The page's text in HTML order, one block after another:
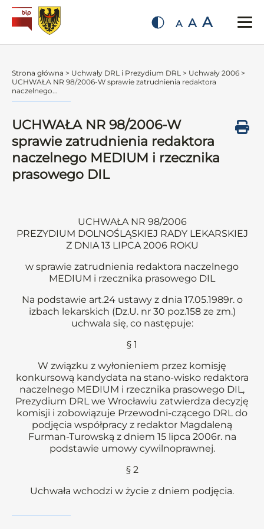
A A A
Strona główna > Uchwały DRL i Prezydium DRL > Uchwały 2006 >
UCHWAŁA NR 98/2006-W sprawie zatrudnienia redaktora
naczelnego...
UCHWAŁA NR 98/2006-W
sprawie zatrudnienia redaktora
naczelnego MEDIUM i rzecznika
prasowego DIL
UCHWAŁA NR 98/2006
PREZYDIUM DOLNOŚLĄSKIEJ RADY LEKARSKIEJ
Z DNIA 13 LIPCA 2006 ROKU
w sprawie zatrudnienia redaktora naczelnego
MEDIUM i rzecznika prasowego DIL
Na podstawie art.24 ustawy z dnia 17.05.1989r. o
izbach lekarskich (Dz.U. nr 30 poz.158 ze zm.)
uchwala się, co następuje:
§ 1
W związku z wyłonieniem przez komisję
konkursową kandydata na stano-wisko redaktora
naczelnego MEDIUM i rzecznika prasowego DIL,
Prezydium DRL we Wrocławiu zatwierdza decyzję
komisji i zobowiązuje Przewodni-czącego DRL do
podjęcia współpracy z redaktor Magdaleną
Furman-Turowską z dniem 15 lipca 2006r. na
podstawie umowy cywilnoprawnej.
§ 2
Uchwała wchodzi w życie z dniem podjęcia.